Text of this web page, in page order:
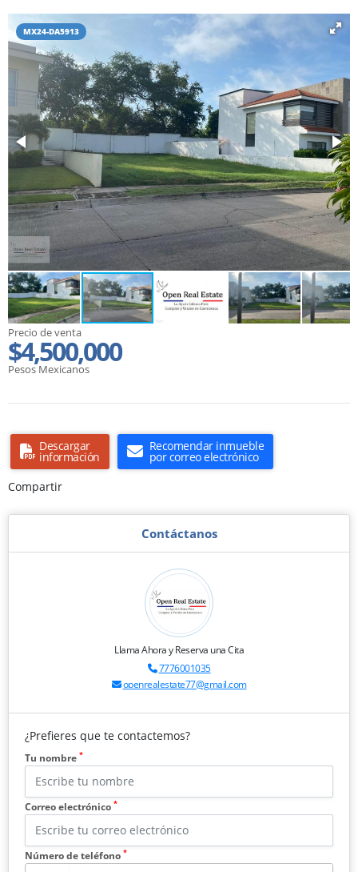
MX24-DA5913
Precio de venta
$4,500,000
Pesos Mexicanos
Descargar
información
Recomendar inmueble
por correo electrónico
Compartir
Contáctanos
Llama Ahora y Reserva una Cita
7776001035
openrealestate77@gmail.com
¿Prefieres que te contactemos?
Tu nombre *
Correo electrónico *
Número de teléfono *